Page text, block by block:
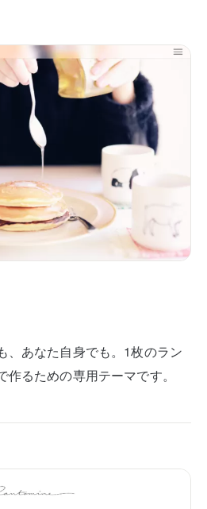
、あなた自身でも。1枚のラン
るための専用テーマです。